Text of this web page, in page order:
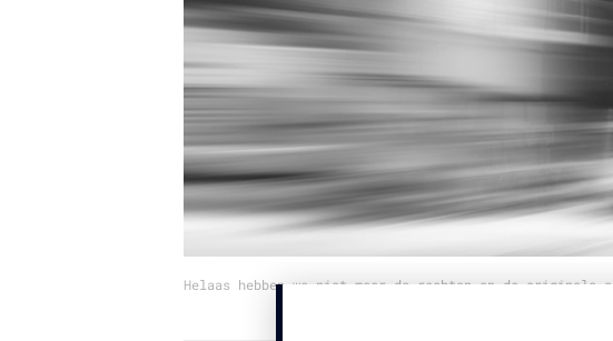
Helaas hebben we niet meer de rechten op de originele